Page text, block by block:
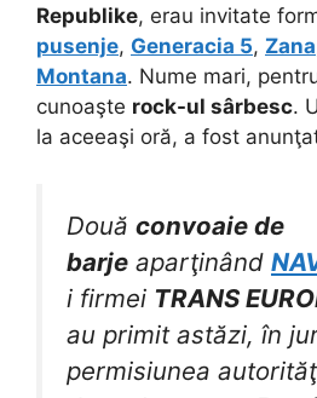
Republike, erau invitate
pusenje, Generacia 5, Zana
Montana. Nume mari,
cunoaşte rock-ul sârbesc.
la aceeaşi oră, a fost
Două convoaie de
barje aparţinând
i firmei TRANS
au primit astăzi, în
permisiunea